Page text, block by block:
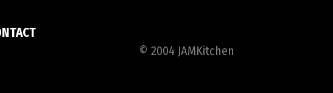
© 2004 JAMKitchen